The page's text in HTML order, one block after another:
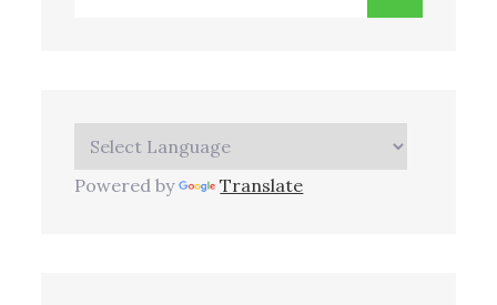
Powered by Translate